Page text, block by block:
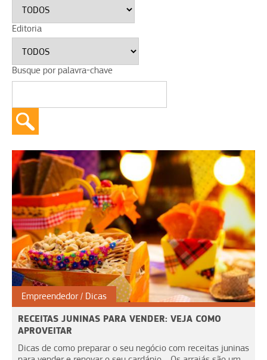
Editoria
Busque por palavra-chave
Empreendedor Dicas
RECEITAS JUNINAS PARA VENDER: VEJA COMO
APROVEITAR
Dicas de como preparar o seu negócio com receitas juninas